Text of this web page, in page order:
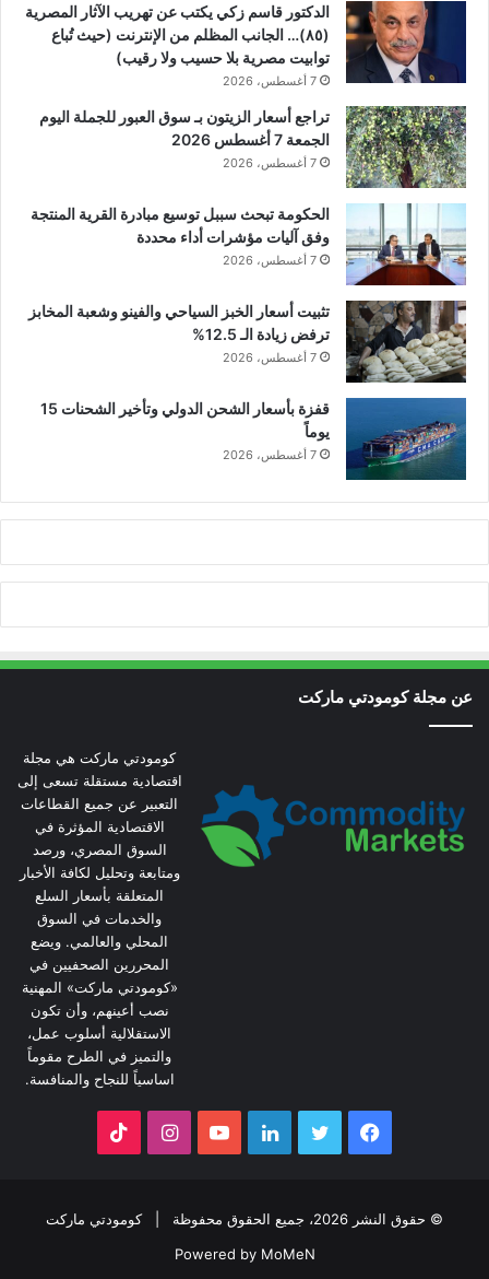
الدكتور قاسم زكي يكتب عن تهريب الآثار المصرية
(٨٥)… الجانب المظلم من الإنترنت (حيث تُباع
توابيت مصرية بلا حسيب ولا رقيب)
7 أغسطس، 2026
تراجع أسعار الزيتون بـ سوق العبور للجملة اليوم
الجمعة 7 أغسطس 2026
7 أغسطس، 2026
الحكومة تبحث سببل توسيع مبادرة القرية المنتجة
وفق آليات مؤشرات أداء محددة
7 أغسطس، 2026
تثبيت أسعار الخبز السياحي والفينو وشعبة المخابز
ترفض زيادة الـ 12.5%
7 أغسطس، 2026
قفزة بأسعار الشحن الدولي وتأخير الشحنات 15
يوماً
7 أغسطس، 2026
عن مجلة كومودتي ماركت
كومودتي ماركت هي مجلة
اقتصادية مستقلة تسعى إلى
التعبير عن جميع القطاعات
الاقتصادية المؤثرة في
السوق المصري، ورصد
ومتابعة وتحليل لكافة الأخبار
المتعلقة بأسعار السلع
والخدمات في السوق
المحلي والعالمي. ويضع
المحررين الصحفيين في
«كومودتي ماركت» المهنية
نصب أعينهم، وأن تكون
الاستقلالية أسلوب عمل،
والتميز في الطرح مقوماً
اساسياً للنجاح والمنافسة.
فيسبوك تويتر لينكدإنيوتيوبانستقرام
© حقوق النشر 2026، جميع الحقوق محفوظة |
كومودتي ماركت
Powered by MoMeN